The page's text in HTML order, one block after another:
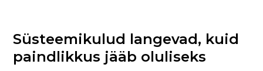
Süsteemikulud langevad, kuid
paindlikkus jääb oluliseks